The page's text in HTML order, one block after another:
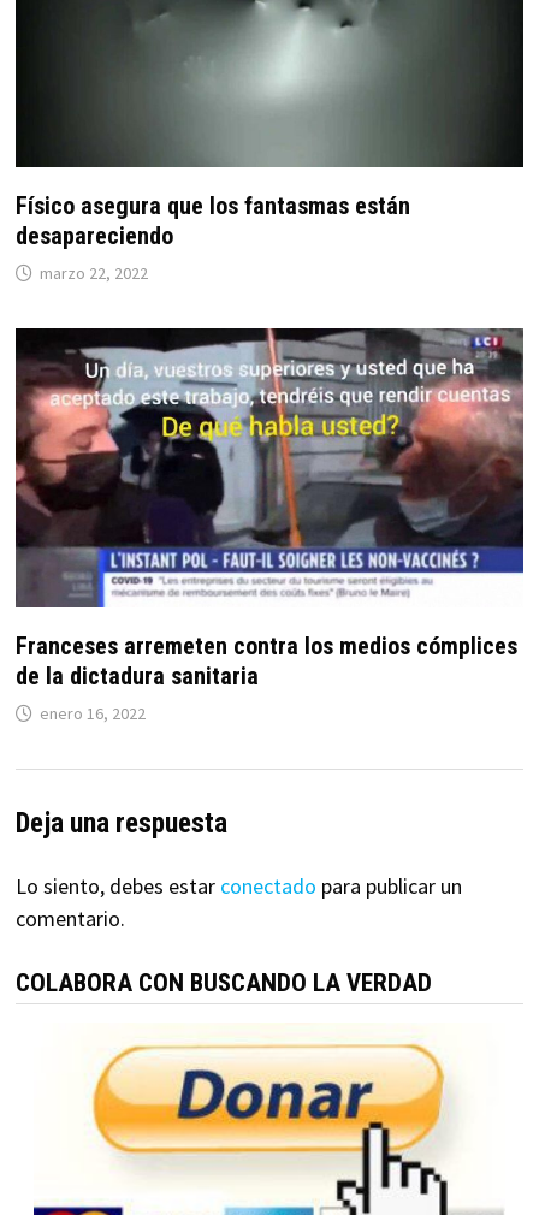
Físico asegura que los fantasmas están
desapareciendo
marzo 22, 2022
Franceses arremeten contra los medios cómplices
de la dictadura sanitaria
enero 16, 2022
Deja una respuesta
Lo siento, debes estar conectado para publicar un
comentario.
COLABORA CON BUSCANDO LA VERDAD